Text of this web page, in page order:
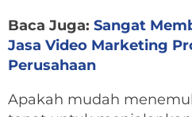
Baca Juga: Sangat
Jasa Video Marketing
Perusahaan
Apakah mudah